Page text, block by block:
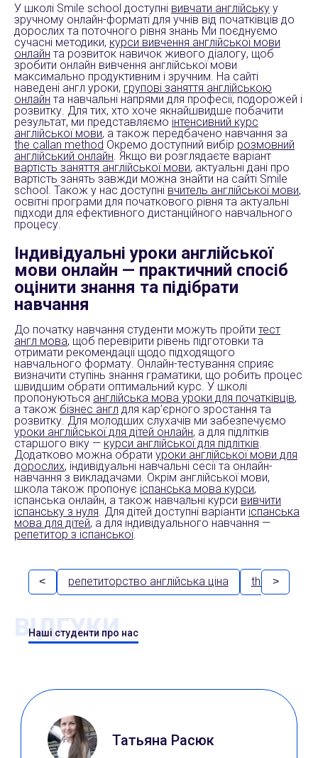
У школі Smile school доступні вивчати англійську у
зручному онлайн-форматі для учнів від початківців до
дорослих та поточного рівня знань Ми поєднуємо
сучасні методики, курси вивчення англійської мови
онлайн та розвиток навичок живого діалогу, щоб
зробити онлайн вивчення англійської мови
максимально продуктивним і зручним. На сайті
наведені англ уроки, групові заняття англійською
онлайн та навчальні напрями для професії, подорожей і
розвитку. Для тих, хто хоче якнайшвидше побачити
результат, ми представляємо інтенсивний курс
англійської мови, а також передбачено навчання за
the callan method Окремо доступний вибір розмовний
англійський онлайн . Якщо ви розглядаєте варіант
вартість заняття англійської мови, актуальні дані про
вартість занять завжди можна знайти на сайті Smile
school. Також у нас доступні вчитель англійської мови,
освітні програми для початкового рівня та актуальні
підходи для ефективного дистанційного навчального
процесу.
Індивідуальні уроки англійської
мови онлайн — практичний спосіб
оцінити знання та підібрати
навчання
До початку навчання студенти можуть пройти тест
англ мова, щоб перевірити рівень підготовки та
отримати рекомендації щодо підходящого
навчального формату. Онлайн-тестування сприяє
визначити ступінь знання граматики, що робить процес
швидшим обрати оптимальний курс. У школі
пропонуються англійська мова уроки для початківців,
а також бізнес англ для кар’єрного зростання та
розвитку. Для молодших слухачів ми забезпечуємо
уроки англійської для дітей онлайн, а для підлітків
старшого віку — курси англійської для підлітків
Додатково можна обрати уроки англійської мови для
дорослих, індивідуальні навчальні сесії та онлайн-
навчання з викладачами. Окрім англійської мови,
школа також пропонує іспанська мова курси,
іспанська онлайн, а також навчальні курси вивчити
іспанську з нуля . Для дітей доступні варіанти іспанська
мова для дітей, а для індивідуального навчання —
репетитор з іспанської.
< репетиторство англійська ціна the callan
>
ВІДГУКИ
Наші студенти про нас
Татьяна Расюк